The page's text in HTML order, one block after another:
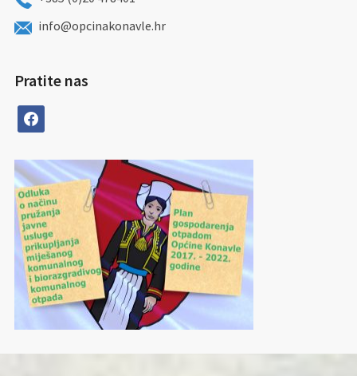
info@opcinakonavle.hr
Pratite nas
facebook